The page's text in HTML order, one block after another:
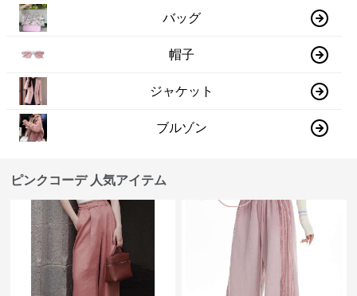
バッグ
帽子
ジャケット
ブルゾン
ピンクコーデ 人気アイテム